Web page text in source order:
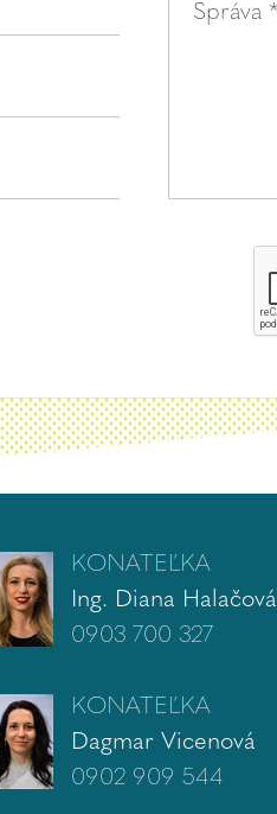
KONATEĽKA
Ing. Diana Halačová
0903 700 327
KONATEĽKA
Dagmar Vicenová
0902 909 544